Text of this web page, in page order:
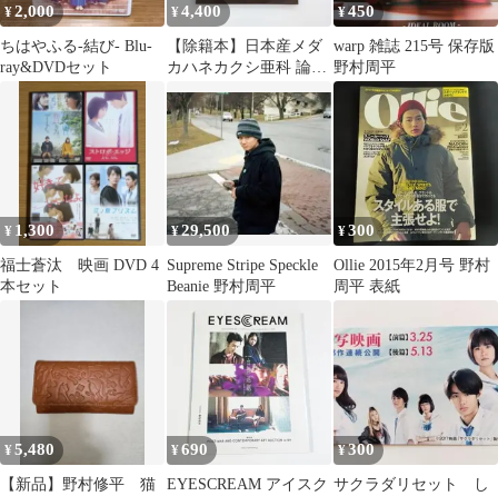
¥2,000
ちはやふる-結び- Blu-
ray&DVDセット
¥4,400
​【除籍本】日本産メダ
カハネカクシ亜科 論文
¥450
warp 雑誌 215号 保存版
野村周平
¥ 1,300
福士蒼汰 映画 DVD 4
本セット
¥29,500
Supreme Stripe Speckle
Beanie 野村周平
¥300
Ollie 2015年2月号 野村
周平 表紙
¥5,480
【新品】野村修平 猫
¥690
EYESCREAM アイスク
¥300
サクラダリセット し